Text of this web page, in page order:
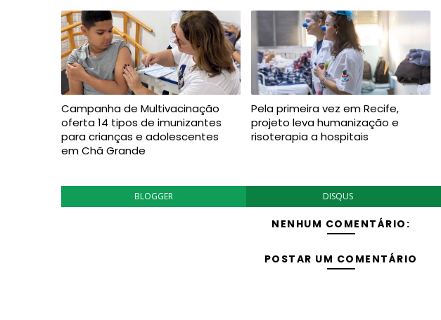
Campanha de Multivacinação
oferta 14 tipos de imunizantes
para crianças e adolescentes
em Chã Grande
Pela primeira vez em Recife,
projeto leva humanização e
risoterapia a hospitais
BLOGGER DISQUS
NENHUM COMENTÁRIO:
POSTAR UM COMENTÁRIO